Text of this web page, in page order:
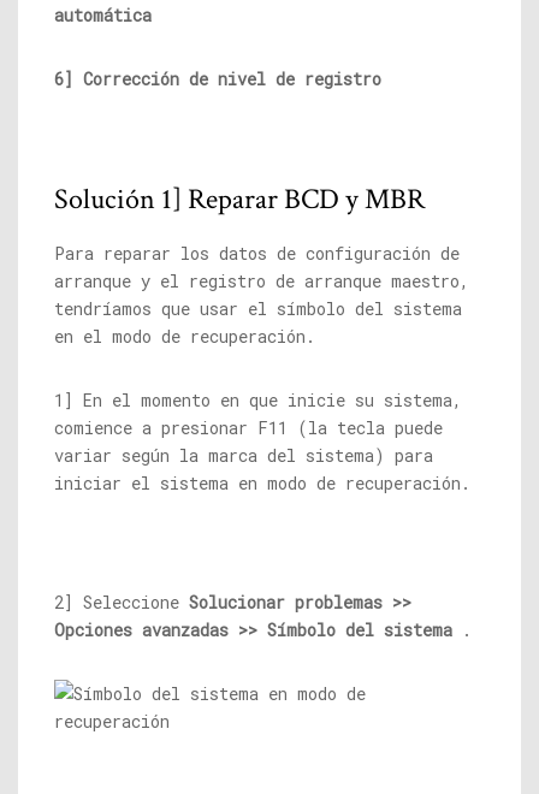
automática
6] Corrección de nivel de registro
Solución 1] Reparar BCD y MBR
Para reparar los datos de configuración de
arranque y el registro de arranque maestro,
tendríamos que usar el símbolo del sistema
en el modo de recuperación.
1] En el momento en que inicie su sistema,
comience a presionar F11 (la tecla puede
variar según la marca del sistema) para
iniciar el sistema en modo de recuperación.
2] Seleccione Solucionar problemas >>
Opciones avanzadas >> Símbolo del sistema .